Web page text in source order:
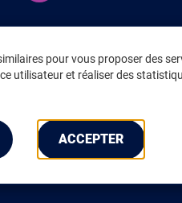
pour vous proposer des
utilisateur et réaliser des
ACCEPTER
LÉGALES
Marketplace
cookies
: non conforme